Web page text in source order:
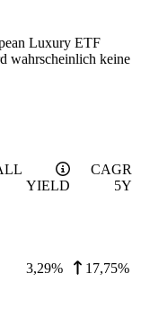
Luxury ETF
wahrscheinlich keine
YIELD
CAGR
5Y
3,29% 17,75%